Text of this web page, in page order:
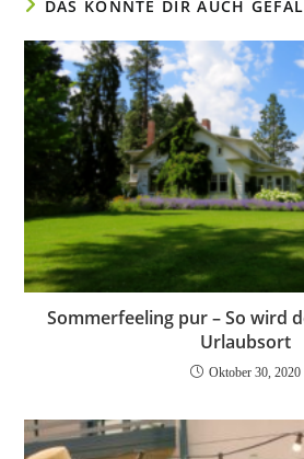
DAS KÖNNTE DIR AUCH
Sommerfeeling pur – So wird
Urlaubsort
Oktober 30, 2020